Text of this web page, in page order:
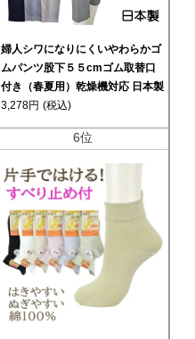
婦人シワになりにくいやわらかゴ
ムパンツ股下５５cmゴム取替口
付き（春夏用）乾燥機対応 日本製
3,278円 (税込)
6位